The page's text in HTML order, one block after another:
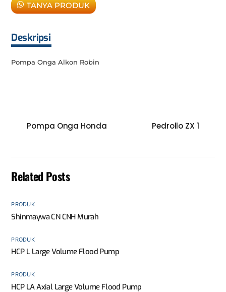
TANYA PRODUK
Deskripsi
Pompa Onga Alkon Robin
Pompa Onga Honda Pedrollo ZX 1
Related Posts
PRODUK
Shinmaywa CN CNH Murah
PRODUK
HCP L Large Volume Flood Pump
PRODUK
HCP LA Axial Large Volume Flood Pump